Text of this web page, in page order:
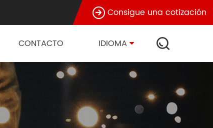
Consigue una cotización
CONTACTO IDIOMA